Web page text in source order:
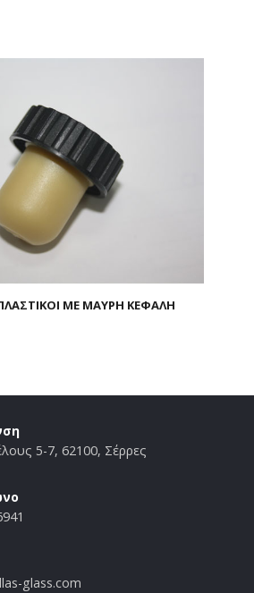
ΜΕ ΜΑΥΡΗ ΚΕΦΑΛΗ
5-7, 62100, Σέρρες
glass.com